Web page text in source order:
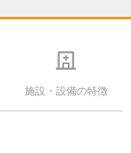
施設・設備の特徴